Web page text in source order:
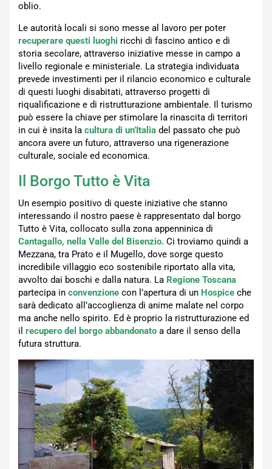
oblio.
Le autorità locali si sono messe al lavoro per poter
recuperare questi luoghi ricchi di fascino antico e di
storia secolare, attraverso iniziative messe in campo a
livello regionale e ministeriale. La strategia individuata
prevede investimenti per il rilancio economico e culturale
di questi luoghi disabitati, attraverso progetti di
riqualificazione e di ristrutturazione ambientale. Il turismo
può essere la chiave per stimolare la rinascita di territori
in cui è insita la cultura di un’Italia del passato che può
ancora avere un futuro, attraverso una rigenerazione
culturale, sociale ed economica.
Il Borgo Tutto è Vita
Un esempio positivo di queste iniziative che stanno
interessando il nostro paese è rappresentato dal borgo
Tutto è Vita, collocato sulla zona appenninica di
Cantagallo, nella Valle del Bisenzio. Ci troviamo quindi a
Mezzana, tra Prato e il Mugello, dove sorge questo
incredibile villaggio eco sostenibile riportato alla vita,
avvolto dai boschi e dalla natura. La Regione Toscana
partecipa in convenzione con l’apertura di un Hospice che
sarà dedicato all’accoglienza di anime malate nel corpo
ma anche nello spirito. Ed è proprio la ristrutturazione ed
il recupero del borgo abbandonato a dare il senso della
futura struttura.